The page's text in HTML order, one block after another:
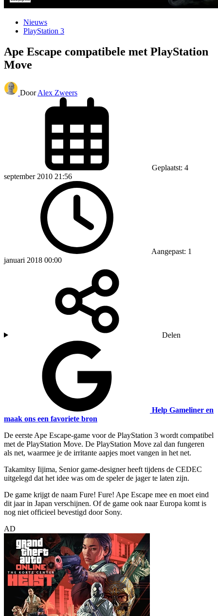
Nieuws
PlayStation 3
Ape Escape compatibele met PlayStation
Move
Door Alex Zweers
Geplaatst: 4
september 2010 21:56
Aangepast: 1
januari 2018 00:00
Delen
Help Gameliner en
maak ons een favoriete bron
De eerste Ape Escape-game voor de PlayStation 3 wordt compatibel
met de PlayStation Move. De PlayStation Move zal dan fungeren
als net, waarmee je de irritante aapjes moet vangen in het net.
Takamitsy Iijima, Senior game-designer heeft tijdens de CEDEC
uitgelegd dat het idee was om de speler de jager te laten zijn.
De game krijgt de naam Fure! Fure! Ape Escape mee en moet eind
dit jaar in Japan verschijnen. Of de game ook naar Europa komt is
nog niet officieel bevestigd door Sony.
AD